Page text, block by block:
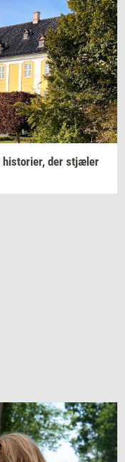
hi­sto­ri­er, der stjæ­ler